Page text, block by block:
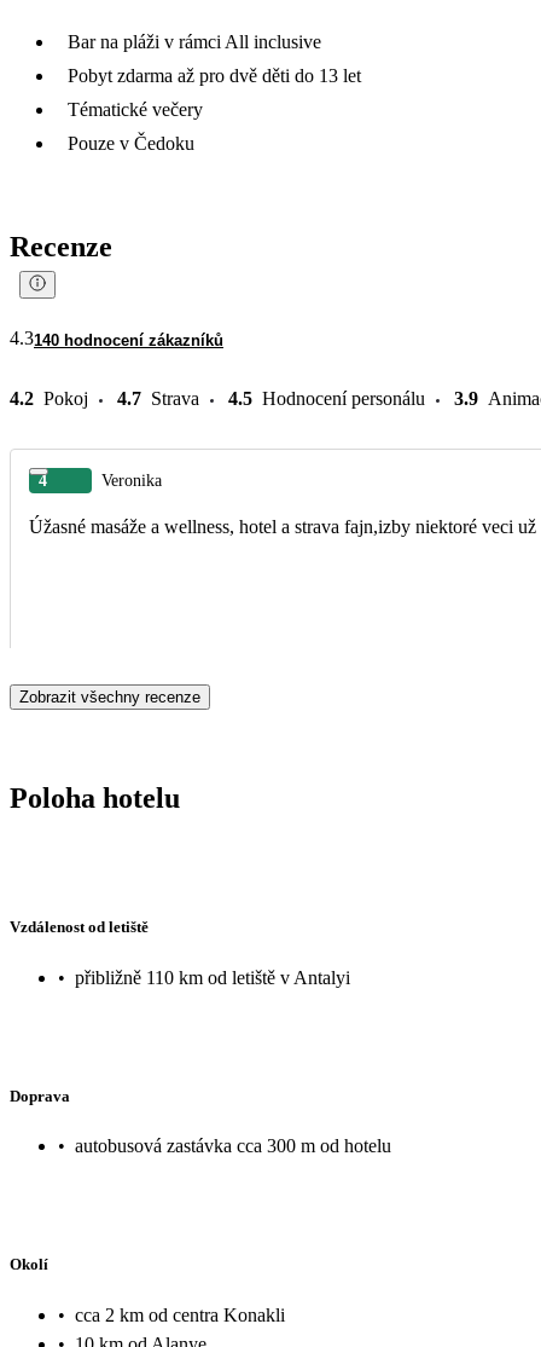
Bar na pláži v rámci All inclusive
Pobyt zdarma až pro dvě děti do 13 let
Tématické večery
Pouze v Čedoku
Recenze
4.3140 hodnocení zákazníků
4.2 Pokoj 4.7 Strava 4.5 Hodnocení personálu 3.9
4 Veronika
Úžasné masáže a wellness, hotel a strava fajn,izby niektoré veci
Zobrazit všechny recenze
Poloha hotelu
Vzdálenost od letiště
• přibližně 110 km od letiště v Antalyi
Doprava
• autobusová zastávka cca 300 m od hotelu
Okolí
• cca 2 km od centra Konakli